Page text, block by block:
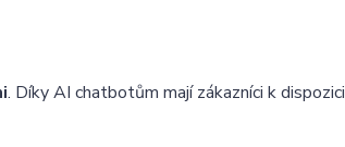
. Díky AI chatbotům mají zákazníci k dispozici